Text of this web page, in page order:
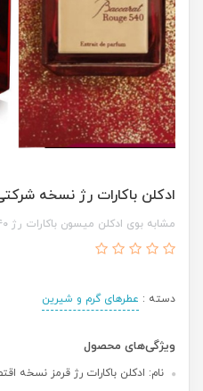
ادکلن باکارات رژ نسخه
مشابه بوی ادکلن میسون باکارات رژ ۵۴۰
دسته : عطرهای گرم و شیرین
ویژگی‌های محصول
نام: ادکلن باکارات رژ قرمز نسخه